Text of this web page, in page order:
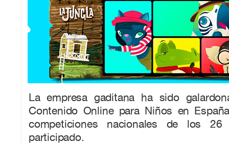
La empresa gaditana ha sido
Contenido Online para Niños en
competiciones nacionales de los
participado.